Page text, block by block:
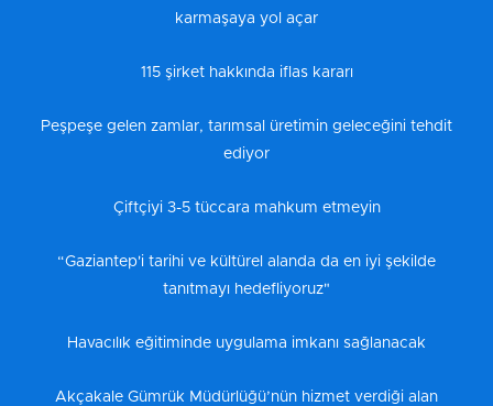
karmaşaya yol açar
115 şirket hakkında iflas kararı
Peşpeşe gelen zamlar, tarımsal üretimin geleceğini tehdit
ediyor
Çiftçiyi 3-5 tüccara mahkum etmeyin
“Gaziantep'i tarihi ve kültürel alanda da en iyi şekilde
tanıtmayı hedefliyoruz"
Havacılık eğitiminde uygulama imkanı sağlanacak
Akçakale Gümrük Müdürlüğü’nün hizmet verdiği alan